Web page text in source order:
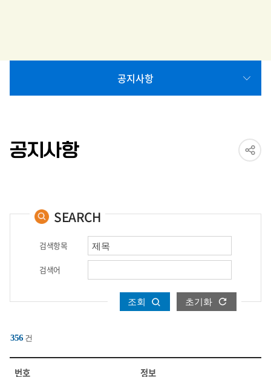
공지사항
공지사항
SEARCH
검색항목
검색어
조회 초기화
356 건
상담
리스트
번호 정보